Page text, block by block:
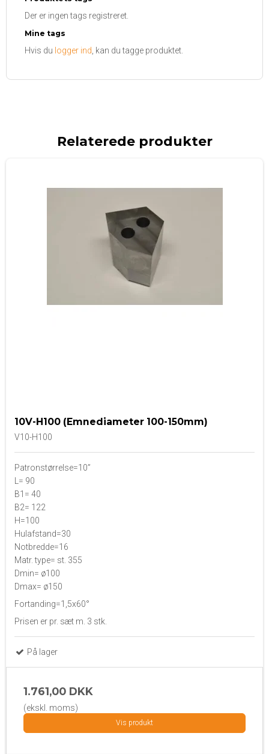
Der er ingen tags registreret.
Mine tags
Hvis du logger ind, kan du tagge produktet.
Relaterede produkter
10V-H100 (Emnediameter 100-150mm)
V10-H100
Patronstørrelse=10”
L= 90
B1= 40
B2= 122
H=100
Hulafstand=30
Notbredde=16
Matr. type= st. 355
Dmin= ø100
Dmax= ø150
Fortanding=1,5x60°
Prisen er pr. sæt m. 3 stk.
På lager
1.761,00 DKK
(ekskl. moms)
Vis produkt